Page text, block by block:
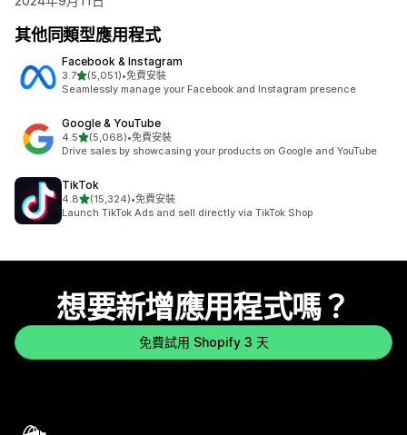
其他同類型應用程式
Facebook & Instagram
3.7滿分 5 顆星
(5,051)
共有 5051 則評價
•免費安裝
Seamlessly manage your Facebook and Instagram presence
Google & YouTube
4.5滿分 5 顆星
(5,068)
共有 5068 則評價
•免費安裝
Drive sales by showcasing your products on Google and YouTube
TikTok
4.8滿分 5 顆星
(15,324)
共有 15324 則評價
•免費安裝
Launch TikTok Ads and sell directly via TikTok Shop
想要新增應用程式嗎？
免費試用 Shopify 3 天